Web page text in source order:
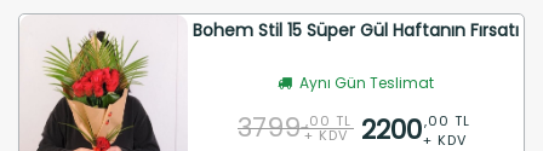
Bohem Stil 15 Süper Gül Haftanın Fırsatı
Aynı Gün Teslimat
3799 ,00 TL
+ KDV 2200,00 TL
+ KDV